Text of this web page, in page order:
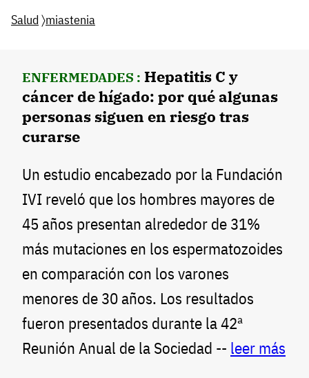
Salud 〉miastenia
ENFERMEDADES : Hepatitis C y
cáncer de hígado: por qué algunas
personas siguen en riesgo tras
curarse
Un estudio encabezado por la Fundación
IVI reveló que los hombres mayores de
45 años presentan alrededor de 31%
más mutaciones en los espermatozoides
en comparación con los varones
menores de 30 años. Los resultados
fueron presentados durante la 42ª
Reunión Anual de la Sociedad -- leer más